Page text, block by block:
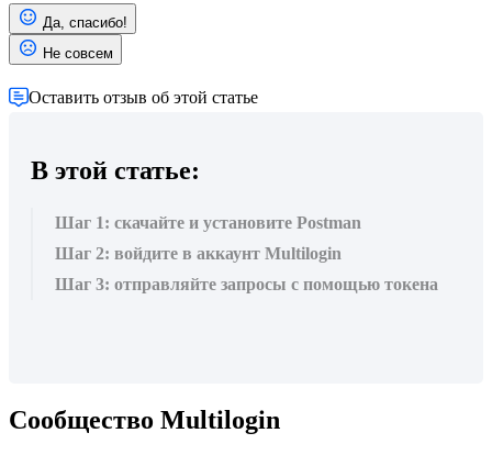
Да, спасибо!
Не совсем
Оставить отзыв об этой статье
В этой статье:
Шаг 1: скачайте и установите Postman
Шаг 2: войдите в аккаунт Multilogin
Шаг 3: отправляйте запросы с помощью токена
Сообщество Multilogin